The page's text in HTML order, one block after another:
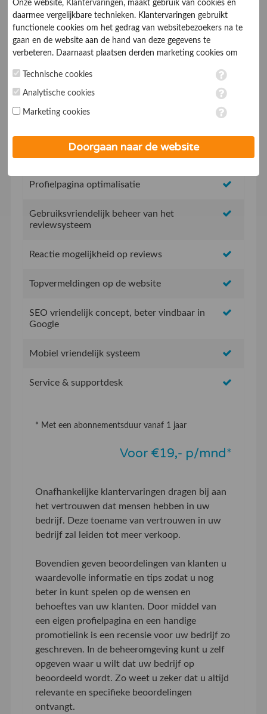
Social Media integratie om uw reviews te delen
Uw eigen review widget voor op de website
Profielpagina optimalisatie
Gebruiksvriendelijk beheer van het
reviewsysteem
Reactie mogelijkheid op reviews
Topvermeldingen op de website
SEO vriendelijk concept, beter vindbaar in
Google
Mobiel vriendelijk systeem
Service & supportdesk
* Met een abonnementsduur vanaf 1 jaar
Voor €19,- p/mnd*
Onafhankelijke klantervaringen dragen bij aan
het vertrouwen dat mensen hebben in uw
bedrijf. Deze toename van vertrouwen in uw
bedrijf zal leiden tot meer verkoop.
Bovendien geven beoordelingen van klanten u
waardevolle informatie en tips zodat u nog
beter in kunt spelen op de wensen en
behoeftes van uw klanten. Door middel van
een eigen profielpagina en een handige
promotielink is een recensie voor uw bedrijf zo
geschreven. In de beheeromgeving kunt u zelf
opgeven waar u wilt dat uw bedrijf op
beoordeeld wordt. Zo weet u zeker dat u altijd
relevante en specifieke beoordelingen
ontvangt.
Onze website, Klantervaringen, maakt gebruik van cookies en
daarmee vergelijkbare technieken. Klantervaringen gebruikt
functionele cookies om het gedrag van websitebezoekers na te
gaan en de website aan de hand van deze gegevens te
verbeteren. Daarnaast plaatsen derden marketing cookies om
marketing cookies worden persoonsgegevens verwerkt. Je geeft
toestemming voor deze verwerking wanneer je hieronder een
op ieder moment aanpassen in de
. Lees voor meer
Technische cookies
Analytische cookies
Marketing cookies
Doorgaan naar de website